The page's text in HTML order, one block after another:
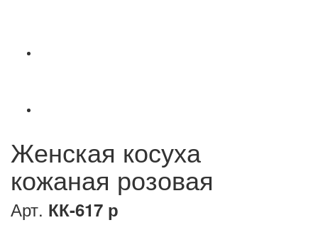
Женская косуха
кожаная розовая
Арт. КК-617 р